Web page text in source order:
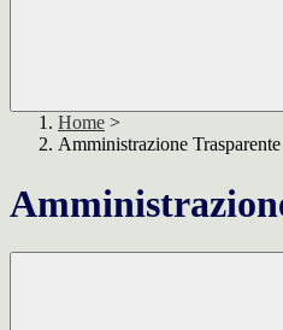
Home >
Amministrazione Trasparente